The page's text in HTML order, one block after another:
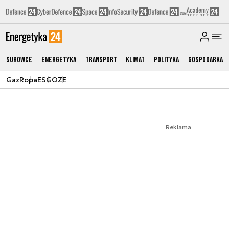
Surowce Energetyka Transport Klimat Polityka Gospodarka
GazRopaESGOZE
Reklama